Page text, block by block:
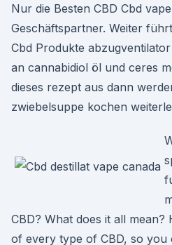
Nur die Besten CBD Cbd
Geschäftspartner. Weiter
Cbd Produkte
an cannabidiol öl und ceres
dieses rezept aus dann
zwiebelsuppe kochen
CBD? What does it all
of every type of CBD, so you